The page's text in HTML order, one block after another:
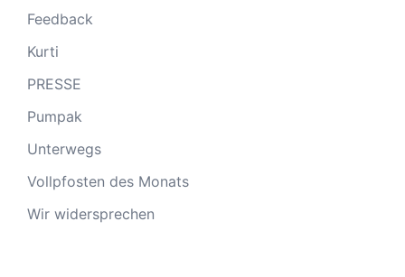
Feedback
Kurti
PRESSE
Pumpak
Unterwegs
Vollpfosten des Monats
Wir widersprechen